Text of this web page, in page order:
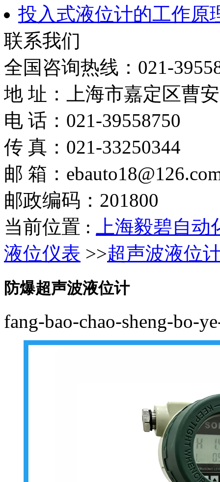
投入式液位计的工作原
联系我们
全国咨询热线： 021-
地 址：上海市嘉定区曹
电 话：021-39558750
传 真：021-33250344
邮 箱：
邮政编码：201800
当前位置 :
上海毅碧自
液位仪表 >>超声波液位
防爆超声波液位计
fang-bao-chao-sheng-bo-